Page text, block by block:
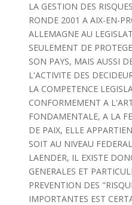
LA GESTION DES
RONDE 2001 A AIX-EN-
ALLEMAGNE AU
SEULEMENT DE
SON PAYS, MAIS AUSSI
L'ACTIVITE DES
LA COMPETENCE
CONFORMEMENT A
FONDAMENTALE, A LA
DE PAIX, ELLE
SOIT AU NIVEAU
LAENDER, IL EXISTE
GENERALES ET
PREVENTION DES
IMPORTANTES EST